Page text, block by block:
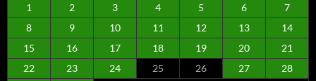
1
2 3 4 5 6
7
8
9 10 11 12 13
14
15
16 17 18 19 20
21
22
23 24 25 26 27
28